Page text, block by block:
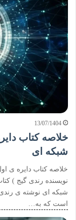
13/07/1404
خلاصه کتاب
شبکه ای
خلاصه کتاب دایره ی
نویسنده رندی گیج )
شبکه ای نوشته ی
است که به…